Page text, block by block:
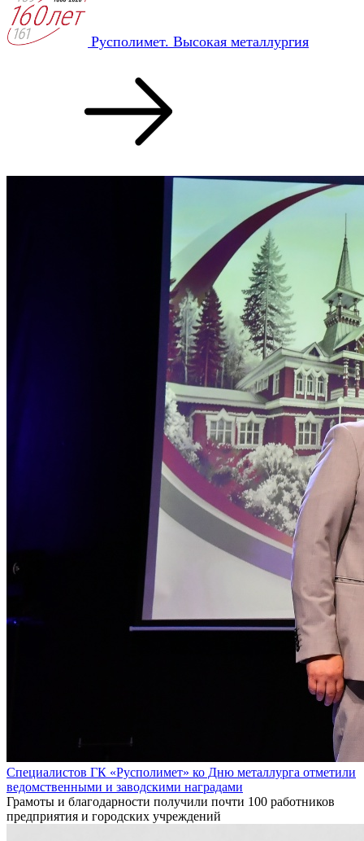
Русполимет. Высокая металлургия
Специалистов ГК «Русполимет» ко Дню металлурга отметили
ведомственными и заводскими наградами
Грамоты и благодарности получили почти 100 работников
предприятия и городских учреждений